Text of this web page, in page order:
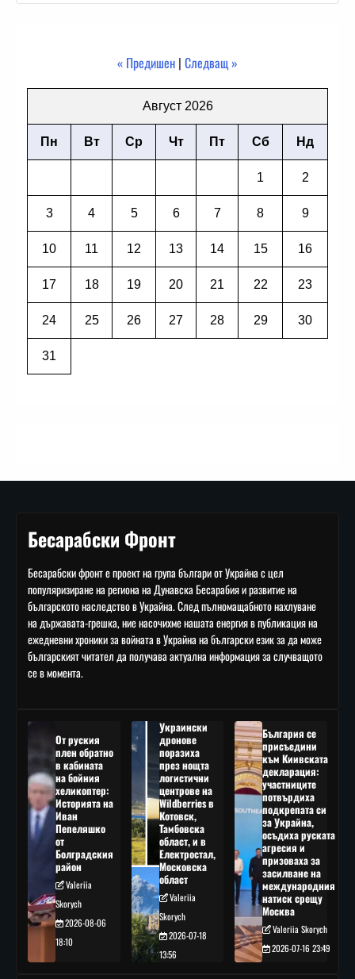
« Предишен | Следващ »
Август 2026
Пн Вт Ср Чт Пт Сб Нд
1 2
3 4 5 6 7 8 9
10 11 12 13 14 15 16
17 18 19 20 21 22 23
24 25 26 27 28 29 30
31
Бесарабски Фронт
Бесарабски фронт е проект на група българи от Украйна с цел
популяризиране на региона на Дунавска Бесарабия и развитие на
българското наследство в Украйна. След пълномащабното нахлуване
на държавата-грешка, ние насочихме нашата енергия в публикация на
ежедневни хроники за войната в Украйна на български език за да може
българският читател да получава актуална информация за случващото
се в момента.
От руския
плен обратно
в кабината
на бойния
хеликоптер:
Историята на
Иван
Пепеляшко
от
Болградския
район
Valeriia
Skorych
2026-08-06
18:10
Украински
дронове
поразиха
през нощта
логистични
центрове на
Wildberries в
Котовск,
Тамбовска
област, и в
Електростал,
Московска
област
Valeriia
Skorych
2026-07-18
13:56
България се
присъедини
към Киивската
декларация:
участниците
потвърдиха
подкрепата си
за Украйна,
осъдиха руската
агресия и
призоваха за
засилване на
международния
натиск срещу
Москва
Valeriia Skorych
2026-07-16 23:49